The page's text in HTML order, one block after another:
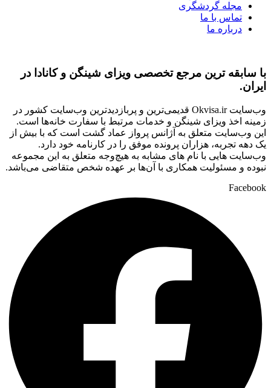
مجله گردشگری
تماس با ما
درباره ما
با سابقه ‌ترین مرجع تخصصی ویزای شینگن و کانادا در
ایران.
وب‌سایت Okvisa.ir قدیمی‌ترین و پربازدیدترین وب‌سایت کشور در
زمینه اخذ ویزای شینگن و خدمات مرتبط با سفارت‌ خانه‌ها است.
این وب‌سایت متعلق به آژانس پرواز عماد گشت است که با بیش از
یک دهه تجربه، هزاران پرونده موفق را در کارنامه خود دارد.
وب‌سایت‌ هایی با نام‌ های مشابه به هیچ‌وجه متعلق به این مجموعه
نبوده و مسئولیت همکاری با آن‌ها بر عهده شخص متقاضی می‌باشد.
Facebook